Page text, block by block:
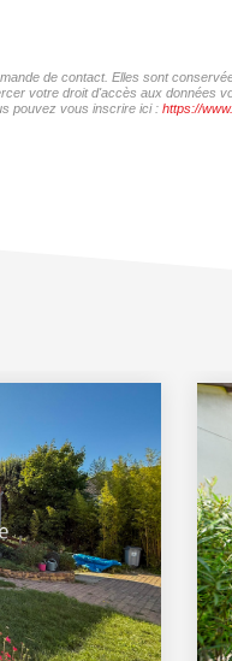
de contact. Elles sont
votre droit d'accès aux données
pouvez vous inscrire ici : https://